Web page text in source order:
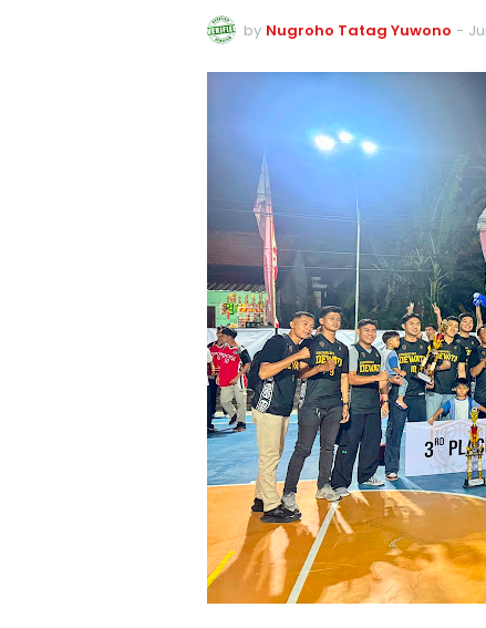
by Nugroho Tatag Yuwono -